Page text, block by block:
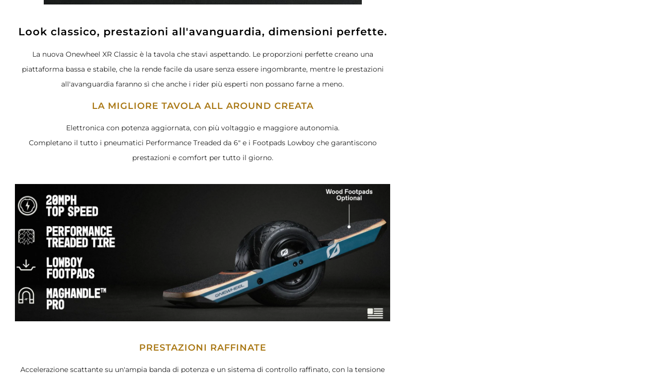
Look classico, prestazioni all'avanguardia, dimensioni perfette.
La nuova Onewheel XR Classic è la tavola che stavi aspettando. Le proporzioni perfette creano una
piattaforma bassa e stabile, che la rende facile da usare senza essere ingombrante, mentre le prestazioni
all'avanguardia faranno sì che anche i rider più esperti non possano farne a meno.
LA MIGLIORE TAVOLA ALL AROUND CREATA
Elettronica con potenza aggiornata, con più voltaggio e maggiore autonomia.
Completano il tutto i pneumatici Performance Treaded da 6" e i Footpads Lowboy che garantiscono
prestazioni e comfort per tutto il giorno.
PRESTAZIONI RAFFINATE
Accelerazione scattante su un'ampia banda di potenza e un sistema di controllo raffinato, con la tensione